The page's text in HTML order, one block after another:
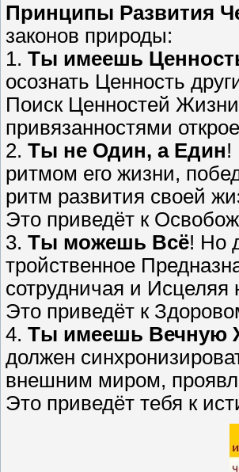
Принципы Развития
законов природы:
1. Ты имеешь
осознать Ценность
Поиск Ценностей
привязанностями
2. Ты не Один, а Един!
ритмом его жизни,
ритм развития своей
Это приведёт к
3. Ты можешь Всё! Но
тройственное
сотрудничая и Исцеляя
Это приведёт к
4. Ты имеешь Вечную
должен
внешним миром,
Это приведёт тебя к